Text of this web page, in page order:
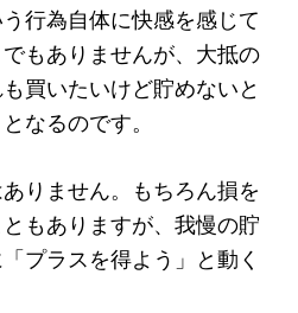
行為自体に快感を感じて
もありませんが、大抵の
買いたいけど貯めないと
なるのです。
りません。もちろん損を
もありますが、我慢の貯
プラスを得よう」と動く